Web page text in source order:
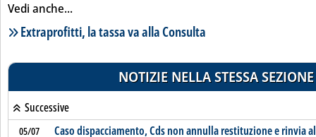
Vedi anche...
Lista notizie correlate
Extraprofitti, la tassa va alla Consulta
NOTIZIE NELLA STESSA SEZIONE
Successive
05/07 Caso dispacciamento, Cds non annulla restituzione e rinvia